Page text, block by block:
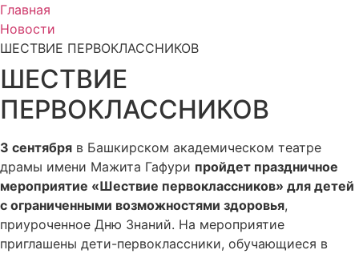
Главная
Новости
ШЕСТВИЕ ПЕРВОКЛАССНИКОВ
ШЕСТВИЕ
ПЕРВОКЛАССНИКОВ
3 сентября в Башкирском академическом театре
драмы имени Мажита Гафури пройдет праздничное
мероприятие «Шествие первоклассников» для детей
с ограниченными возможностями здоровья,
приуроченное Дню Знаний. На мероприятие
приглашены дети-первоклассники, обучающиеся в